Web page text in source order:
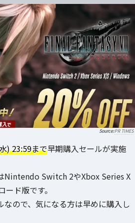
PR TIMES
) 23:59まで早期購入セールが実施
Nintendo Switch 2やXbox Series X
ド版です。
ので、気になる方は早めに購入し